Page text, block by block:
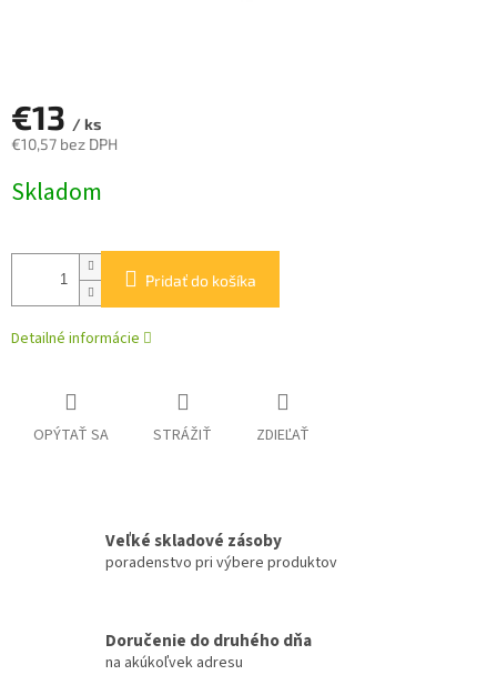
€13 / ks
€10,57 bez DPH
cena:
Skladom
Pridať do košíka
Detailné informácie
OPÝTAŤ SA STRÁŽIŤ ZDIEĽAŤ
Veľké skladové zásoby
poradenstvo pri výbere produktov
Doručenie do druhého dňa
na akúkoľvek adresu